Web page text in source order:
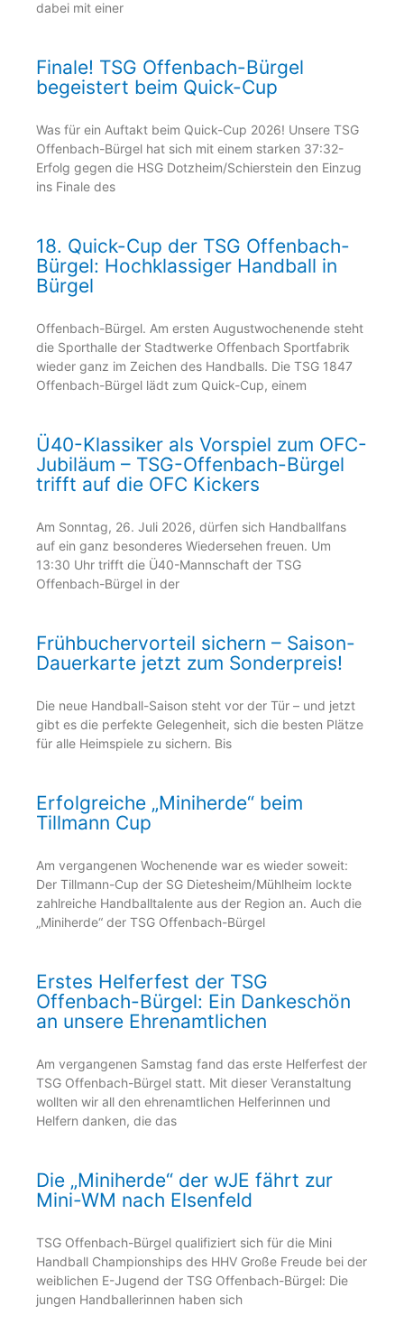
dabei mit einer
Finale! TSG Offenbach-Bürgel
begeistert beim Quick-Cup
Was für ein Auftakt beim Quick-Cup 2026! Unsere TSG
Offenbach-Bürgel hat sich mit einem starken 37:32-
Erfolg gegen die HSG Dotzheim/Schierstein den Einzug
ins Finale des
18. Quick-Cup der TSG Offenbach-
Bürgel: Hochklassiger Handball in
Bürgel
Offenbach-Bürgel. Am ersten Augustwochenende steht
die Sporthalle der Stadtwerke Offenbach Sportfabrik
wieder ganz im Zeichen des Handballs. Die TSG 1847
Offenbach-Bürgel lädt zum Quick-Cup, einem
Ü40-Klassiker als Vorspiel zum OFC-
Jubiläum – TSG-Offenbach-Bürgel
trifft auf die OFC Kickers
Am Sonntag, 26. Juli 2026, dürfen sich Handballfans
auf ein ganz besonderes Wiedersehen freuen. Um
13:30 Uhr trifft die Ü40-Mannschaft der TSG
Offenbach-Bürgel in der
Frühbuchervorteil sichern – Saison-
Dauerkarte jetzt zum Sonderpreis!
Die neue Handball-Saison steht vor der Tür – und jetzt
gibt es die perfekte Gelegenheit, sich die besten Plätze
für alle Heimspiele zu sichern. Bis
Erfolgreiche „Miniherde“ beim
Tillmann Cup
Am vergangenen Wochenende war es wieder soweit:
Der Tillmann-Cup der SG Dietesheim/Mühlheim lockte
zahlreiche Handballtalente aus der Region an. Auch die
„Miniherde“ der TSG Offenbach-Bürgel
Erstes Helferfest der TSG
Offenbach-Bürgel: Ein Dankeschön
an unsere Ehrenamtlichen
Am vergangenen Samstag fand das erste Helferfest der
TSG Offenbach-Bürgel statt. Mit dieser Veranstaltung
wollten wir all den ehrenamtlichen Helferinnen und
Helfern danken, die das
Die „Miniherde“ der wJE fährt zur
Mini-WM nach Elsenfeld
TSG Offenbach-Bürgel qualifiziert sich für die Mini
Handball Championships des HHV Große Freude bei der
weiblichen E-Jugend der TSG Offenbach-Bürgel: Die
jungen Handballerinnen haben sich